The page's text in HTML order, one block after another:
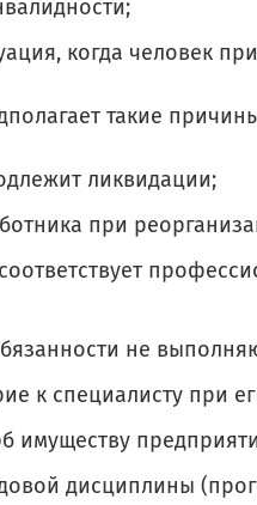
когда человек
такие
ликвидации;
при
не
к специалисту при
имуществу
дисциплины